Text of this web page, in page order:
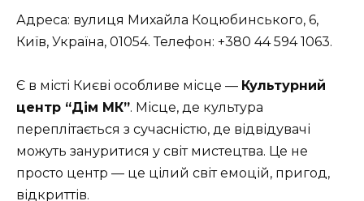
Адреса: вулиця Михайла Коцюбинського, 6,
Київ, Україна, 01054. Телефон: +380 44 594 1063.
Є в місті Києві особливе місце — Культурний
центр “Дім МК”. Місце, де культура
переплітається з сучасністю, де відвідувачі
можуть зануритися у світ мистецтва. Це не
просто центр — це цілий світ емоцій, пригод,
відкриттів.